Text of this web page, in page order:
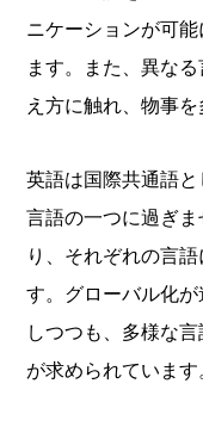
ニケーションが可
ます。また、異な
え方に触れ、物事
英語は国際共通語
言語の一つに過ぎ
り、それぞれの言
す。グローバル化
しつつも、多様な
が求められています